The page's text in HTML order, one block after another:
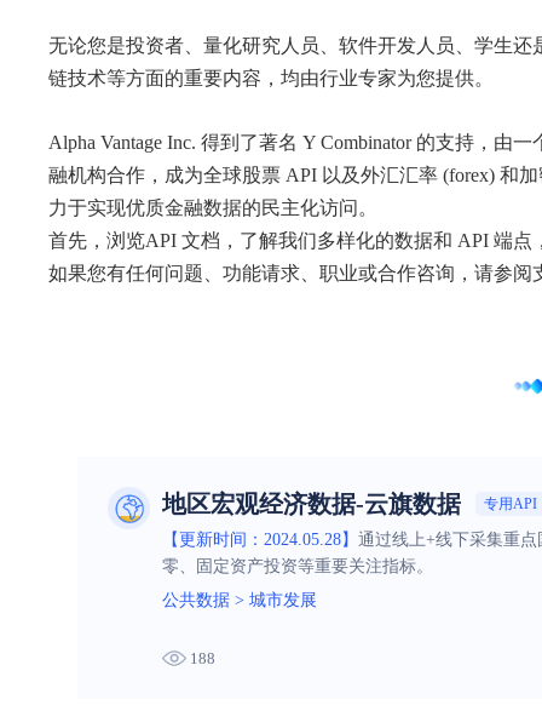
无论您是投资者、量化研究人员、软件开发人员、学生
链技术等方面的重要内容，均由行业专家为您提供。
Alpha Vantage Inc. 得到了著名 Y Combinator 的支持，
融机构合作，成为全球股票 API 以及外汇汇率 (forex) 和
力于实现优质金融数据的民主化访问。
首先，浏览API 文档，了解我们多样化的数据和 API 端
如果您有任何问题、功能请求、职业或合作咨询，请参阅
地区宏观经济数据-云旗数据 专用API
【更新时间：2024.05.28】 通过线上+线下采集重
零、固定资产投资等重要关注指标。
公共数据 > 城市发展
188